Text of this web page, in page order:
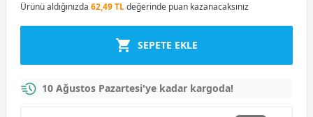
Ürünü aldığınızda 62,49 TLdeğerinde puan kazanacaksınız
SEPETE EKLE
10 Ağustos Pazartesi'ye kadar kargoda!